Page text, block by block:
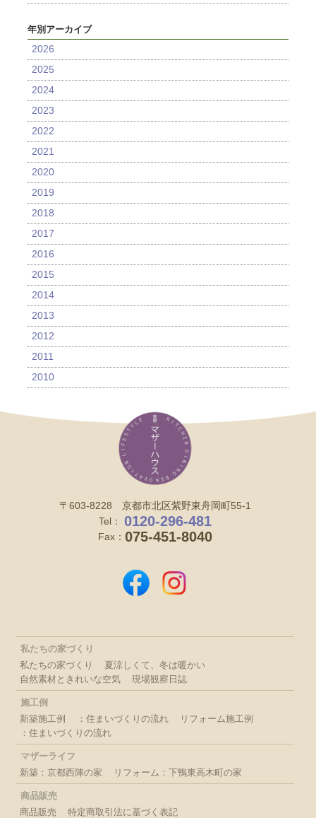
年別アーカイブ
2026
2025
2024
2023
2022
2021
2020
2019
2018
2017
2016
2015
2014
2013
2012
2011
2010
〒603-8228 京都市北区紫野東舟岡町55-1
Tel：
0120-296-481
Fax： 075-451-8040
私たちの家づくり
私たちの家づくり
夏涼しくて、冬は暖かい
自然素材ときれいな空気
現場観察日誌
施工例
新築施工例
：住まいづくりの流れ
リフォーム施工例
：住まいづくりの流れ
マザーライフ
新築：京都西陣の家
リフォーム：下鴨東高木町の家
商品販売
商品販売
特定商取引法に基づく表記